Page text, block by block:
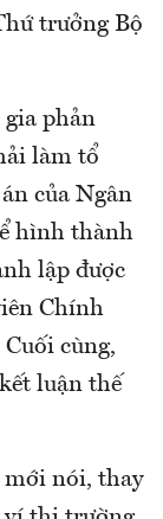
trưởng Bộ
phản
làm tổ
của Ngân
hình thành
lập được
Chính
cùng,
luận thế
mới nói, thay